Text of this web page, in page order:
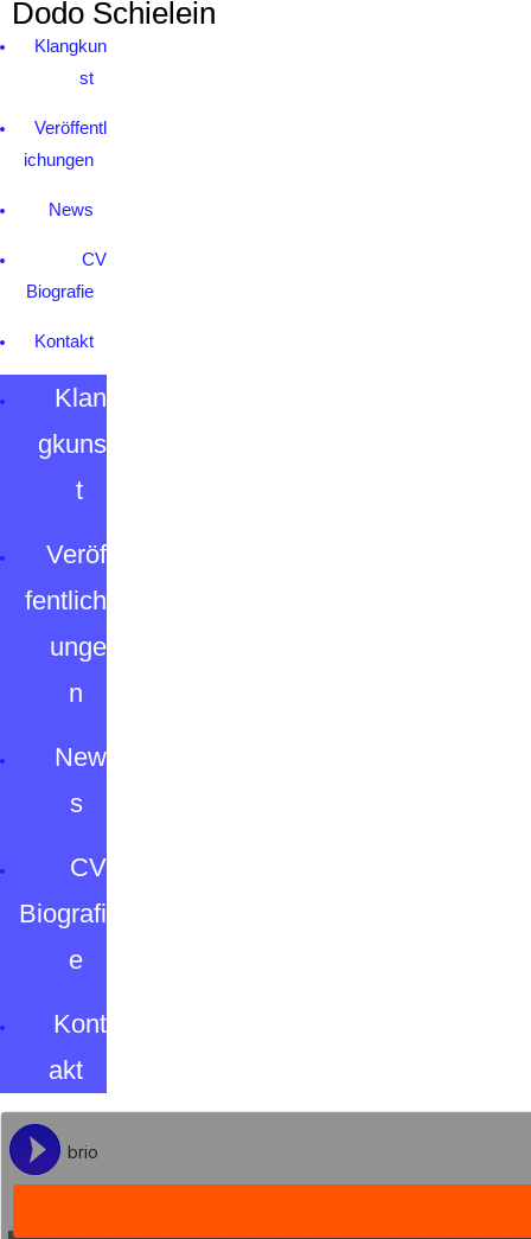
Dodo Schielein
Klangkun
st
Veröffentl
ichungen
News
CV
Biografie
Kontakt
Klan
gkuns
t
Veröf
fentlich
unge
n
New
s
CV
Biografi
e
Kont
akt